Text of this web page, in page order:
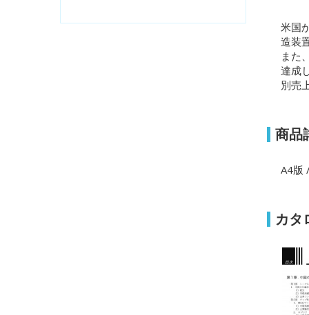
米国
造装
また
達成
別売
商品
A4版
カタ